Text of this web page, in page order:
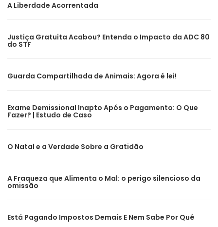
A Liberdade Acorrentada
Justiça Gratuita Acabou? Entenda o Impacto da ADC 80
do STF
Guarda Compartilhada de Animais: Agora é lei!
Exame Demissional Inapto Após o Pagamento: O Que
Fazer? | Estudo de Caso
O Natal e a Verdade Sobre a Gratidão
A Fraqueza que Alimenta o Mal: o perigo silencioso da
omissão
Está Pagando Impostos Demais E Nem Sabe Por Quê